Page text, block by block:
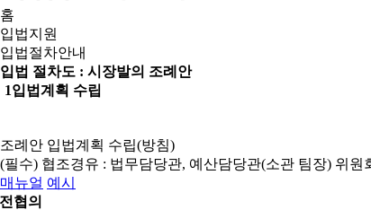
홈
입법지원
입법절차안내
입법 절차도 : 시장발의 조례안
1입법계획 수립
조례안 입법계획 수립(방침)
(필수) 협조경유 : 법무담당관, 예산담당관(소관 팀장) 위원
매뉴얼 예시
협의